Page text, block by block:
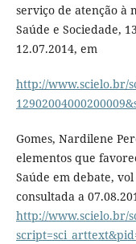
serviço de atenção à
Saúde e Sociedade,
12.07.2014, em
http://www.scielo.br/
Gomes, Nardilene
elementos que
Saúde em debate,
consultada a
http://www.scielo.br/